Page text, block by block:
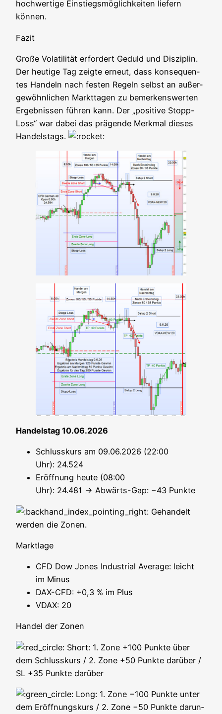
hoch­wer­ti­ge Ein­stiegs­mög­lich­kei­ten lie­fern
können.
Fazit
Gro­ße Vola­ti­li­tät erfor­dert Geduld und Dis­zi­plin.
Der heu­ti­ge Tag zeig­te erneut, dass kon­se­quen­
tes Han­deln nach fes­ten Regeln selbst an außer­
ge­wöhn­li­chen Markt­ta­gen zu bemer­kens­wer­ten
Ergeb­nis­sen füh­ren kann. Der „posi­ti­ve Stopp-
Loss“ war dabei das prä­gen­de Merk­mal die­ses
Handelstags.
Han­dels­tag 10.06.2026
Schluss­kurs am 09.06.2026 (22:00
Uhr): 24.524
Eröff­nung heu­te (08:00
Uhr): 24.481 → Abwärts-Gap: −43 Punkte
Gehan­delt
wer­den die Zonen.
Markt­la­ge
CFD Dow Jones Indus­tri­al Avera­ge: leicht
im Minus
DAX-CFD: +0,3 % im Plus
VDAX: 20
Han­del der Zonen
Short: 1. Zone +100 Punk­te über
dem Schluss­kurs / 2. Zone +50 Punk­te dar­über /
SL +35 Punk­te darüber
Long: 1. Zone −100 Punk­te unter
dem Eröff­nungs­kurs / 2. Zone −50 Punk­te dar­un­